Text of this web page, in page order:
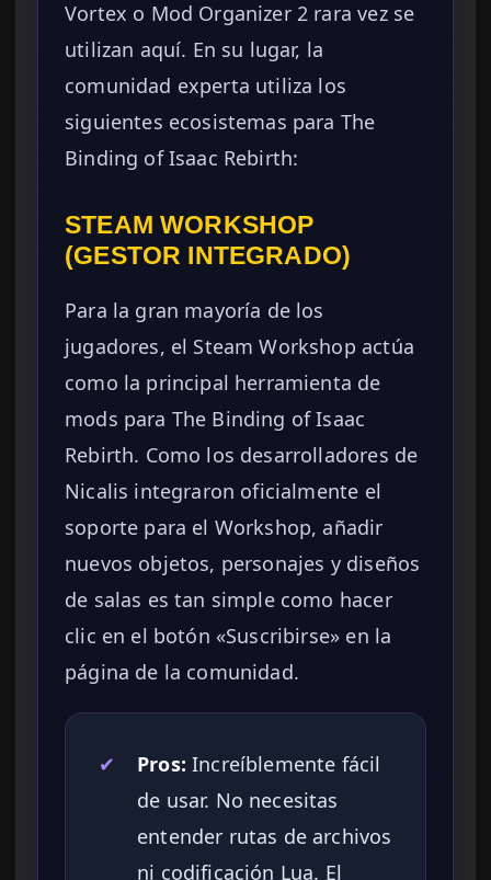
Vortex o Mod Organizer 2 rara vez se
utilizan aquí. En su lugar, la
comunidad experta utiliza los
siguientes ecosistemas para The
Binding of Isaac Rebirth:
STEAM WORKSHOP
(GESTOR INTEGRADO)
Para la gran mayoría de los
jugadores, el Steam Workshop actúa
como la principal herramienta de
mods para The Binding of Isaac
Rebirth. Como los desarrolladores de
Nicalis integraron oficialmente el
soporte para el Workshop, añadir
nuevos objetos, personajes y diseños
de salas es tan simple como hacer
clic en el botón «Suscribirse» en la
página de la comunidad.
✔ Pros: Increíblemente fácil
de usar. No necesitas
entender rutas de archivos
ni codificación Lua. El